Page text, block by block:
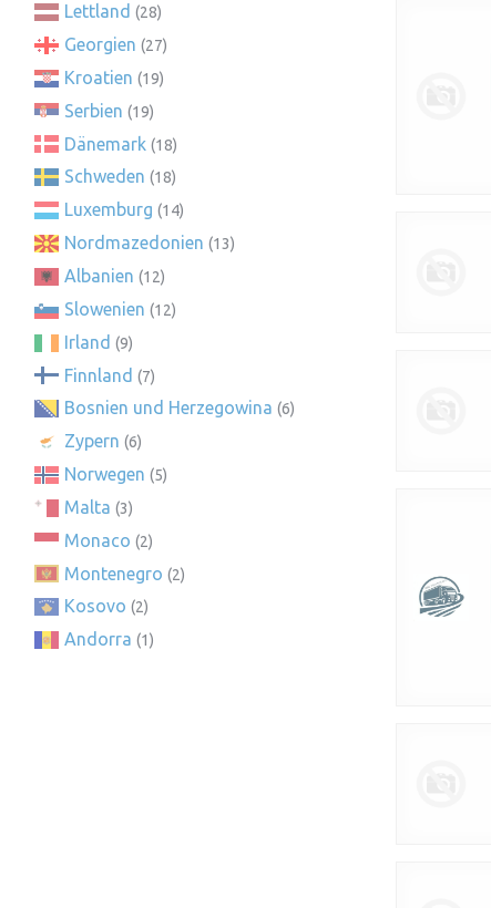
Lettland (28)
Georgien (27)
Kroatien (19)
Serbien (19)
Dänemark (18)
Schweden (18)
Luxemburg (14)
Nordmazedonien (13)
Albanien (12)
Slowenien (12)
Irland (9)
Finnland (7)
Bosnien und Herzegowina (6)
Zypern (6)
Norwegen (5)
Malta (3)
Monaco (2)
Montenegro (2)
Kosovo (2)
Andorra (1)